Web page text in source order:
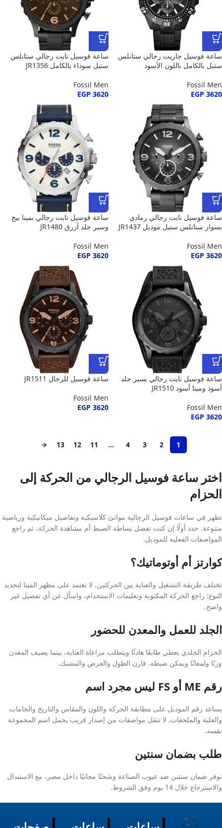
ساعة فوسيل جاريت رجالي ستانلس
ستيل بالكامل باللون الأسود
Fossil Men
EGP 3620
ساعة فوسيل نايت رجالي ستانلس
ستيل سوداء بالكامل JR1356
Fossil Men
EGP 3620
ساعة فوسيل نايت رجالي رمادي
بسوار ستانلس ستيل موديل JR1437
Fossil Men
EGP 3620
ساعة فوسيل نايت رجالي بمينا بيج
وسير جلد أزرق JR1480
Fossil Men
EGP 3620
ساعة فوسيل نايت رجالي بسير جلد
أسود ومينا أسود JR1510
Fossil Men
EGP 3620
ساعة فوسيل للرجال JR1511
Fossil Men
EGP 3620
1
2
3
4
…
11
12
13
→
اختر ساعة فوسيل الرجالي من الحركة إلى
الحزام
تظهر في ساعات فوسيل الرجالية موانئ كلاسيكية وتفاصيل ميكانيكية ورياضية
متنوعة. حدد أولًا إن كنت تفضل بساطة الضبط أم مشاهدة الحركة، ثم راجع
المواصفات الفعلية للموديل.
كوارتز أم أوتوماتيك؟
تختلف طريقة التشغيل والعناية بين الحركتين. لا تعتمد على مظهر المينا لتحديد
النوع؛ راجع الحركة المكتوبة وتعليمات الاستخدام، واسأل عن أي تفصيل غير
واضح.
الجلد للعمل والمعدن للحضور
الحزام الجلدي يعطي طابعًا هادئًا ويتطلب مراعاة العناية، بينما يضيف المعدن
وزنًا ولمعانًا ويمكن ضبطه. قارن الطول والعرض والمشبك.
رقم ME أو FS ليس مجرد اسم
يساعد رقم الموديل على مطابقة الحركة واللون والمقاس والتاريخ والخامات
والعلبة والملحقات. لا تنقل مواصفات من إصدار قريب يحمل اسم المجموعة
نفسه.
طلب بضمان سنتين
نوفر ضمان سنتين ضد عيوب الصناعة وشحنًا مجانيًا داخل مصر، مع الاستبدال
والاسترجاع خلال 14 يوم وفق الشروط.